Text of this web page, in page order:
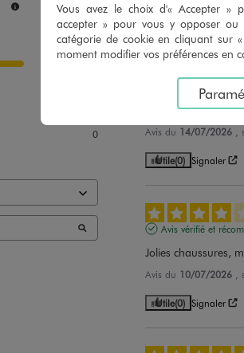
0
Signaler
Avis vérifié et
Avis du 14/07/2026
Utile(0) Signaler
Avis vérifié et
Jolies chaussures,
Avis du 10/07/2026
Utile(0) Signaler
Vous avez le choix d'« Accepter »
accepter » pour vous y opposer ou
catégorie de cookie en cliquant sur
moment modifier vos préférences en